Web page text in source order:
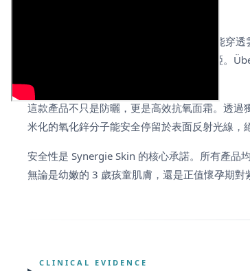
光老化是肌膚衰老的最大誘因。UVA 射線能穿
紫外線更能深入底層，引致色素沉澱與暗啞。
這款產品不只是防曬，更是高效抗氧面霜。透
米化的氧化鋅分子能安全停留於表面反射光線，
安全性是 Synergie Skin 的核心承諾。所有產品
無論是幼嫩的 3 歲孩童肌膚，還是正值懷孕期對
CLINICAL EVIDENCE